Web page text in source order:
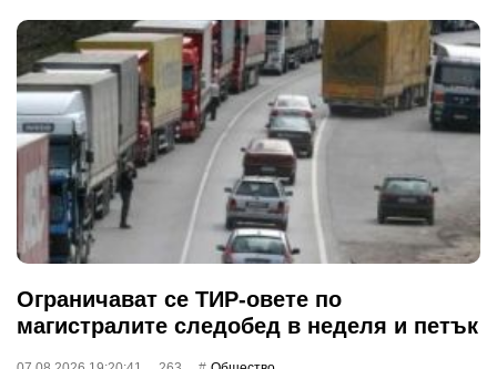
Ограничават се ТИР-овете по
магистралите следобед в неделя и петък